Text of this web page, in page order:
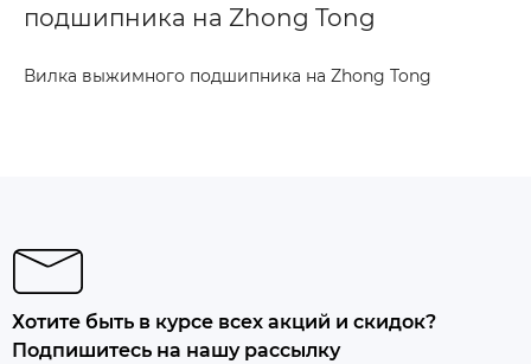
подшипника на Zhong Tong
Вилка выжимного подшипника на Zhong Tong
Хотите быть в курсе всех акций и скидок?
Подпишитесь на нашу рассылку